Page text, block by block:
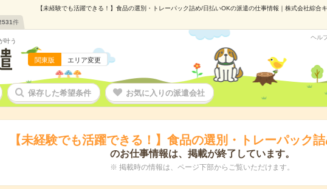
【未経験でも活躍できる！】食品の選別・トレーパック詰め/日払いOKの派遣の仕事情報｜株式会社綜
件
叶う
関東版 エリア変更
ヘル
保存した希望条件 お気に入りの派遣会社
【未経験でも活躍できる！】食品の選別・トレーパック
のお仕事情報は、掲載が終了しています。
※ 掲載時の情報は、ページ下部からご覧いただけます。